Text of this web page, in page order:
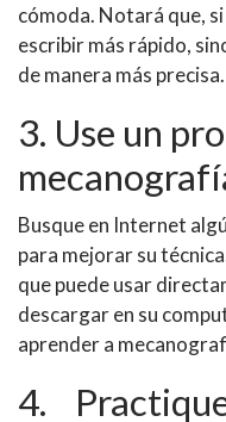
cómoda. Notará que,
escribir más rápido,
de manera más precisa.
3. Use un
Busque en Internet
para mejorar su
que puedeusar
descargar en su
aprender a
4.